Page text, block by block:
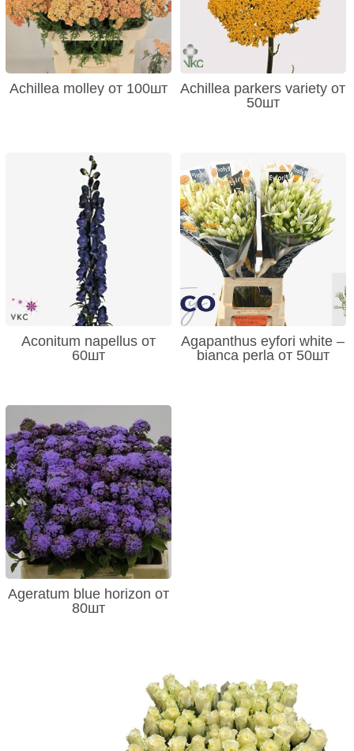
Achillea molley от 100шт
Achillea parkers variety от
50шт
Aconitum napellus от
60шт
Agapanthus eyfori white –
bianca perla от 50шт
Ageratum blue horizon от
80шт